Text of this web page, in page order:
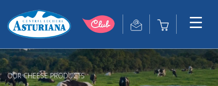
OUR CHEESE PRODUCTS